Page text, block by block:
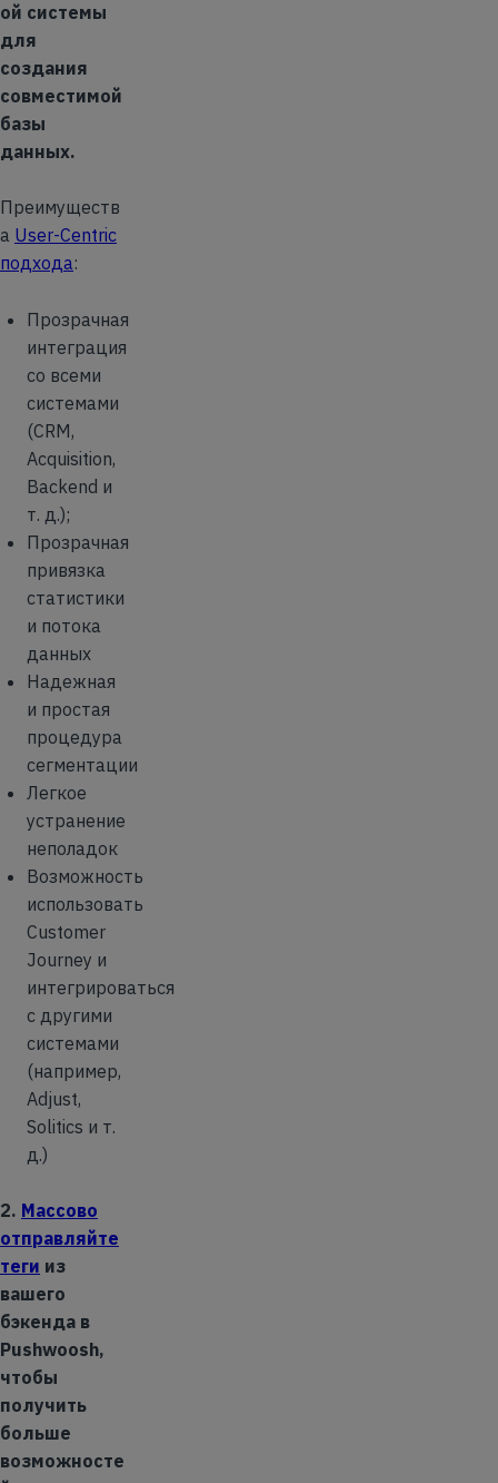
ой системы
для
создания
совместимой
базы
данных.
Преимуществ
а User-Centric
подхода:
Прозрачная
интеграция
со всеми
системами
(CRM,
Acquisition,
Backend и
т. д.);
Прозрачная
привязка
статистики
и потока
данных
Надежная
и простая
процедура
сегментации
Легкое
устранение
неполадок
Возможность
использовать
Customer
Journey и
интегрироваться
с другими
системами
(например,
Adjust,
Solitics и т.
д.)
2. Массово
отправляйте
теги из
вашего
бэкенда в
Pushwoosh,
чтобы
получить
больше
возможносте